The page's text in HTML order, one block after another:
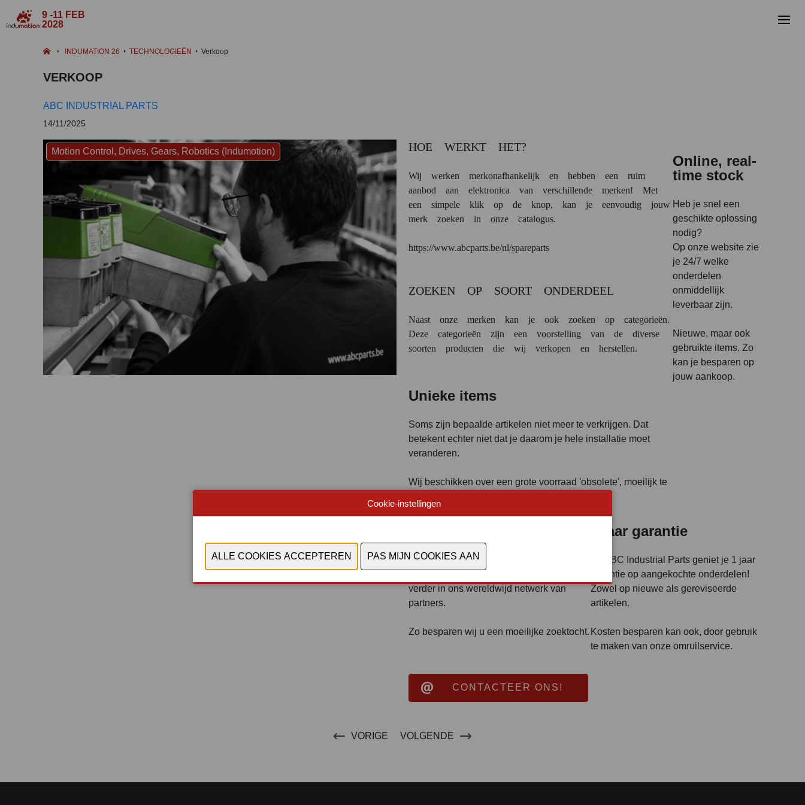
9 -11 FEB
2028
INDUMATION 26 TECHNOLOGIEËN Verkoop
VERKOOP
Motion Control, Drives, Gears, Robotics (Indumotion)
ABC INDUSTRIAL PARTS
14/11/2025
HOE WERKT HET?
Wij werken merkonafhankelijk en hebben een ruim
aanbod aan elektronica van verschillende merken! Met
een simpele klik op de knop, kan je eenvoudig jouw
merk zoeken in onze catalogus.
https://www.abcparts.be/nl/spareparts
ZOEKEN OP SOORT ONDERDEEL
Naast onze merken kan je ook zoeken op categorieën.
Deze categorieën zijn een voorstelling van de diverse
soorten producten die wij verkopen en herstellen.
Unieke items
Soms zijn bepaalde artikelen niet meer te verkrijgen. Dat
betekent echter niet dat je daarom je hele installatie moet
veranderen.
Wij beschikken over een grote voorraad 'obsolete', moeilijk te
Online, real-
time stock
Heb je snel een
geschikte oplossing
nodig?
Op onze website zie
je 24/7 welke
onderdelen
onmiddellijk
leverbaar zijn.
Nieuwe, maar ook
gebruikte items. Zo
kan je besparen op
jouw aankoop.
Vond je jouw onderdeel niet terug? Geen
verder in ons wereldwijd netwerk van
partners.
Zo besparen wij u een moeilijke zoektocht.
1 jaar garantie
Bij ABC Industrial Parts geniet je 1 jaar
garantie op aangekochte onderdelen!
Zowel op nieuwe als gereviseerde
artikelen.
Kosten besparen kan ook, door gebruik
te maken van onze omruilservice.
CONTACTEER ONS!
VORIGE VOLGENDE
Cookie-instellingen